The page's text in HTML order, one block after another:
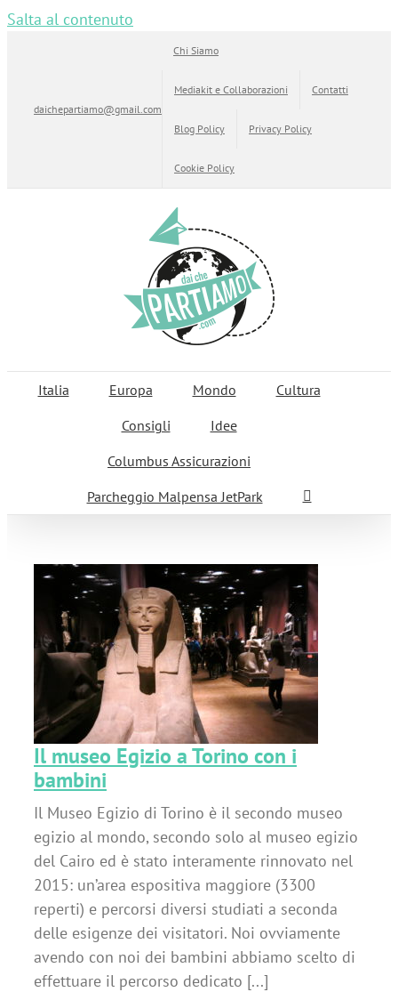
Salta al contenuto
daichepartiamo@gmail.com
Chi Siamo
Mediakit e Collaborazioni Contatti
Blog Policy Privacy Policy
Cookie Policy
Italia Europa Mondo
Cultura
Consigli
Idee
Columbus Assicurazioni
Parcheggio Malpensa JetPark
Il museo Egizio a Torino con i
bambini
Il Museo Egizio di Torino è il secondo museo
egizio al mondo, secondo solo al museo egizio
del Cairo ed è stato interamente rinnovato nel
2015: un’area espositiva maggiore (3300
reperti) e percorsi diversi studiati a seconda
delle esigenze dei visitatori. Noi ovviamente
avendo con noi dei bambini abbiamo scelto di
effettuare il percorso dedicato [...]